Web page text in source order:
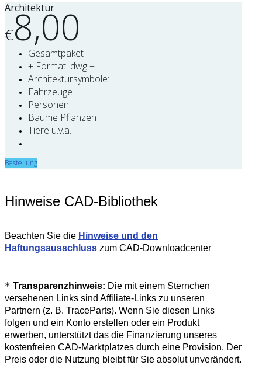
Architektur
€8,00
Gesamtpaket
+ Format: dwg +
Architektursymbole:
Fahrzeuge
Personen
Bäume Pflanzen
Tiere u.v.a.
-
Bestellung
Hinweise CAD-Bibliothek
Beachten Sie die Hinweise und den
Haftungsausschluss zum CAD-Downloadcenter
* Transparenzhinweis: Die mit einem Sternchen
versehenen Links sind Affiliate-Links zu unseren
Partnern (z. B. TraceParts). Wenn Sie diesen Links
folgen und ein Konto erstellen oder ein Produkt
erwerben, unterstützt das die Finanzierung unseres
kostenfreien CAD-Marktplatzes durch eine Provision. Der
Preis oder die Nutzung bleibt für Sie absolut unverändert.